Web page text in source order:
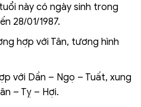
này có ngày sinh trong
28/01/1987.
hợp với Tân, tương hình
với Dần – Ngọ – Tuất, xung
– Tỵ – Hợi.